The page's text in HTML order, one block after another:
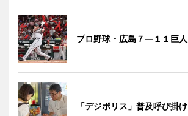
プロ野球・広島７―１１巨人
「デジポリス」普及呼び掛け